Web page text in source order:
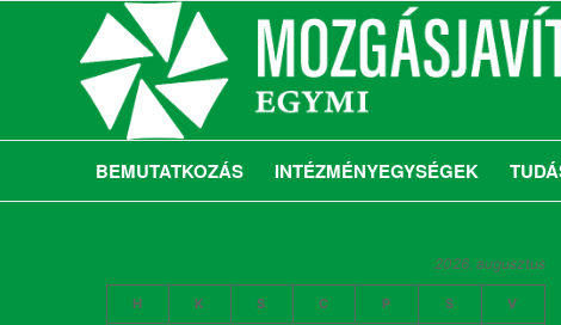
BEMUTATKOZÁS INTÉZMÉNYEGYSÉGEK
2026. augusztus
H K S C P S V